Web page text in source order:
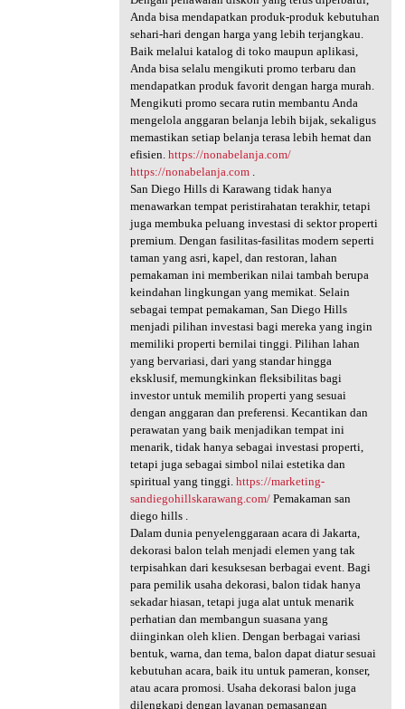
Anda bisa mendapatkan produk-produk kebutuhan
sehari-hari dengan harga yang lebih terjangkau.
Baik melalui katalog di toko maupun aplikasi,
Anda bisa selalu mengikuti promo terbaru dan
mendapatkan produk favorit dengan harga murah.
Mengikuti promo secara rutin membantu Anda
mengelola anggaran belanja lebih bijak, sekaligus
memastikan setiap belanja terasa lebih hemat dan
efisien. https://nonabelanja.com/
https://nonabelanja.com.
San Diego Hills di Karawang tidak hanya
menawarkan tempat peristirahatan terakhir, tetapi
juga membuka peluang investasi di sektor properti
premium. Dengan fasilitas-fasilitas modern seperti
taman yang asri, kapel, dan restoran, lahan
pemakaman ini memberikan nilai tambah berupa
keindahan lingkungan yang memikat. Selain
sebagai tempat pemakaman, San Diego Hills
menjadi pilihan investasi bagi mereka yang ingin
memiliki properti bernilai tinggi. Pilihan lahan
yang bervariasi, dari yang standar hingga
eksklusif, memungkinkan fleksibilitas bagi
investor untuk memilih properti yang sesuai
dengan anggaran dan preferensi. Kecantikan dan
perawatan yang baik menjadikan tempat ini
menarik, tidak hanya sebagai investasi properti,
tetapi juga sebagai simbol nilai estetika dan
spiritual yang tinggi. https://marketing-
sandiegohillskarawang.com/Pemakaman san
diego hills .
Dalam dunia penyelenggaraan acara di Jakarta,
dekorasi balon telah menjadi elemen yang tak
terpisahkan dari kesuksesan berbagai event. Bagi
para pemilik usaha dekorasi, balon tidak hanya
sekadar hiasan, tetapi juga alat untuk menarik
perhatian dan membangun suasana yang
diinginkan oleh klien. Dengan berbagai variasi
bentuk, warna, dan tema, balon dapat diatur sesuai
kebutuhan acara, baik itu untuk pameran, konser,
atau acara promosi. Usaha dekorasi balon juga
dilengkapi dengan layanan pemasangan